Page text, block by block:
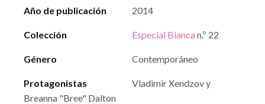
Año de publicación 2014
Colección Especial Bianca n.º 22
Género Contemporáneo
Protagonistas
Vladimir Xendzov y
Breanna "Bree" Dalton